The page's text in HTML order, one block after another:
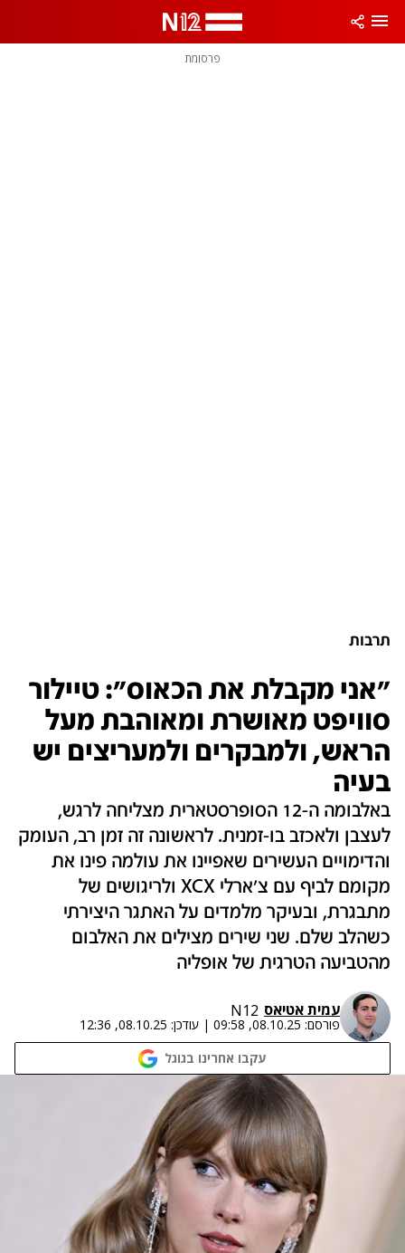
פרסומת
תרבות
"אני מקבלת את הכאוס": טיילור
סוויפט מאושרת ומאוהבת מעל
הראש, ולמבקרים ולמעריצים יש
בעיה
באלבומה ה-12 הסופרסטארית מצליחה לרגש,
לעצבן ולאכזב בו-זמנית. לראשונה זה זמן רב, העומק
והדימויים העשירים שאפיינו את עולמה פינו את
מקומם לביף עם צ'ארלי XCX ולריגושים של
מתבגרת, ובעיקר מלמדים על האתגר היצירתי
כשהלב שלם. שני שירים מצילים את האלבום
מהטביעה הטרגית של אופליה
עמית אטיאס N12
פורסם: 08.10.25, 09:58
| עודכן: 08.10.25, 12:36
עקבו אחרינו בגוגל